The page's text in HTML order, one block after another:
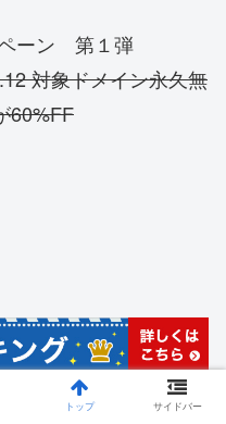
ーン 第１弾
対象ドメイン永久無
60%FF
トップ サイドバー